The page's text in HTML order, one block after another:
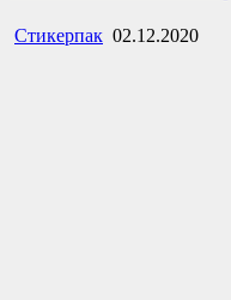
Стикерпак 02.12.2020